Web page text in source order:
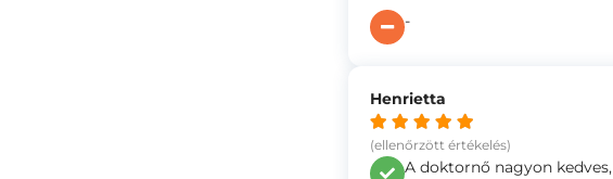
-
Henrietta
(ellenőrzött értékelés)
A doktornő nagyon